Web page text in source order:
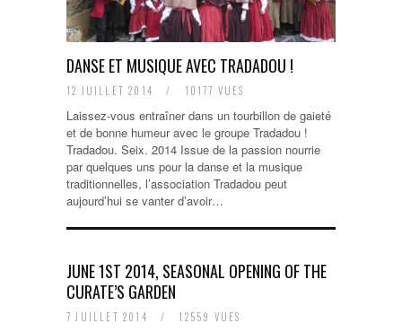
DANSE ET MUSIQUE AVEC TRADADOU !
12 JUILLET 2014 / 10177 VUES
Laissez-vous entraîner dans un tourbillon de gaieté
et de bonne humeur avec le groupe Tradadou !
Tradadou. Seix. 2014 Issue de la passion nourrie
par quelques uns pour la danse et la musique
traditionnelles, l’association Tradadou peut
aujourd’hui se vanter d’avoir…
JUNE 1ST 2014, SEASONAL OPENING OF THE
CURATE’S GARDEN
7 JUILLET 2014 / 12559 VUES